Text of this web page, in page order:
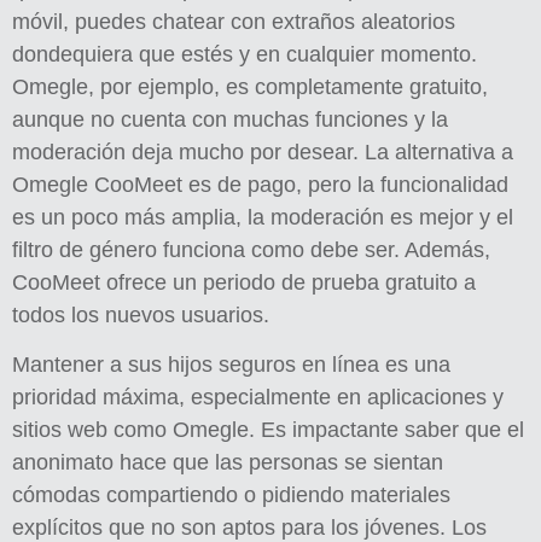
móvil, puedes chatear con extraños aleatorios
dondequiera que estés y en cualquier momento.
Omegle, por ejemplo, es completamente gratuito,
aunque no cuenta con muchas funciones y la
moderación deja mucho por desear. La alternativa a
Omegle CooMeet es de pago, pero la funcionalidad
es un poco más amplia, la moderación es mejor y el
filtro de género funciona como debe ser. Además,
CooMeet ofrece un periodo de prueba gratuito a
todos los nuevos usuarios.
Mantener a sus hijos seguros en línea es una
prioridad máxima, especialmente en aplicaciones y
sitios web como Omegle. Es impactante saber que el
anonimato hace que las personas se sientan
cómodas compartiendo o pidiendo materiales
explícitos que no son aptos para los jóvenes. Los